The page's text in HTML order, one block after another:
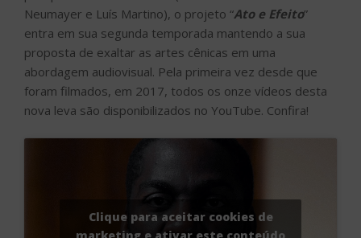
Neumayer e Luís Martino), o projeto “Ato e Efeito”
entra em sua segunda temporada mantendo a sua
proposta de exaltar as artes cênicas em uma
abordagem audiovisual. Pela primeira vez desde que
foram filmados, em 2017, todos os onze vídeos desta
nova leva são disponibilizados no YouTube. Confira!
Clique para aceitar cookies de